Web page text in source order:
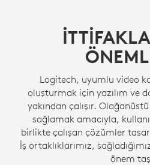
Logitech, uyumlu video
oluşturmak için yazılım ve
yakından çalışır.
sağlamak amacıyla,
birlikte çalışan çözümler
İş ortaklıklarımız,
önem